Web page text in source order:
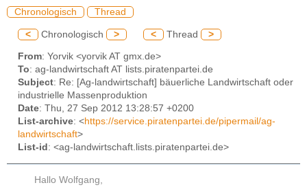
Chronologisch Thread
< Chronologisch > < Thread >
From: Yorvik <yorvik AT gmx.de>
To: ag-landwirtschaft AT lists.piratenpartei.de
Subject: Re: [Ag-landwirtschaft] bäuerliche Landwirtschaft oder
industrielle Massenproduktion
Date: Thu, 27 Sep 2012 13:28:57 +0200
List-archive: <https://service.piratenpartei.de/pipermail/ag-
landwirtschaft>
List-id : <ag-landwirtschaft.lists.piratenpartei.de>
Hallo Wolfgang,